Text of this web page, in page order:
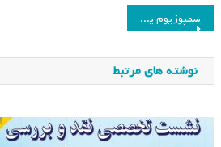
راهبری
نوشته
سمپوزیوم یافته های نوین تعلیم و تربیت
نوشته های مرتبط